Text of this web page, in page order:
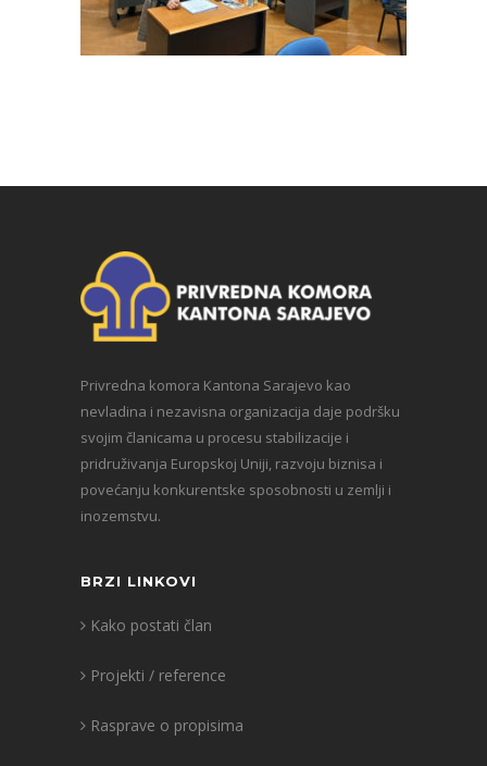
Privredna komora Kantona Sarajevo kao
nevladina i nezavisna organizacija daje podršku
svojim članicama u procesu stabilizacije i
pridruživanja Europskoj Uniji, razvoju biznisa i
povećanju konkurentske sposobnosti u zemlji i
inozemstvu.
BRZI LINKOVI
Kako postati član
Projekti / reference
Rasprave o propisima